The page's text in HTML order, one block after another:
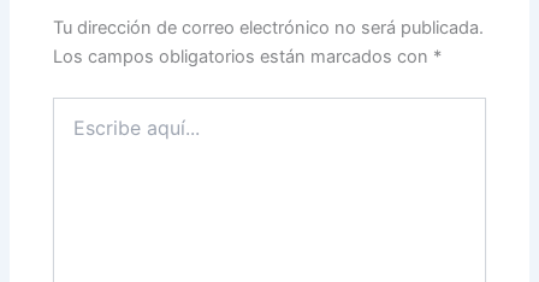
Tu dirección de correo electrónico no será publicada.
Los campos obligatorios están marcados con *
aquí...